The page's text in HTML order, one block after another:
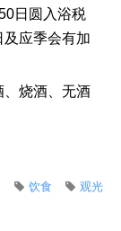
日圆入浴税
应季会有加
、烧酒、无酒
观光
饮食